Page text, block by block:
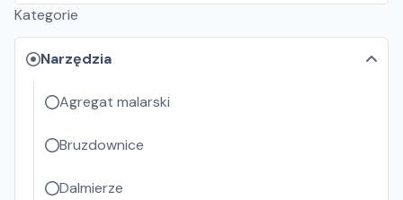
Kategorie
Narzędzia
Agregat malarski
Bruzdownice
Dalmierze